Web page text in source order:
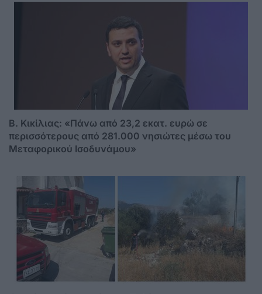
Β. Κικίλιας: «Πάνω από 23,2 εκατ. ευρώ σε
περισσότερους από 281.000 νησιώτες μέσω του
Μεταφορικού Ισοδυνάμου»